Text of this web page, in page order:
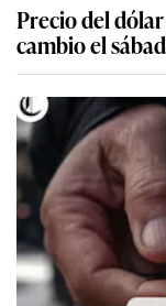
Precio del
cambio el